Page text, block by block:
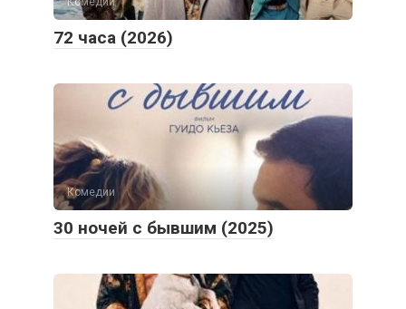
72 часа (2026)
Комедии
30 ночей с бывшим (2025)